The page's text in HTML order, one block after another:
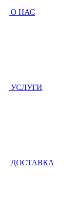
О НАС
УСЛУГИ
ДОСТАВКА